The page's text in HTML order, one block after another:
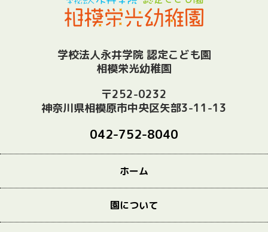
学校法人永井学院 認定こども園
相模栄光幼稚園
〒252-0232
神奈川県相模原市中央区矢部3-11-13
042-752-8040
ホーム
園について